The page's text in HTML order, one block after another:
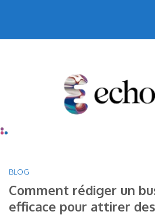
contenu
BLOG
Comment rédiger un
efficace pour attirer